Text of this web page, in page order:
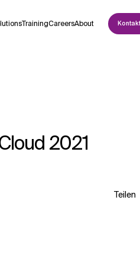
TrainingCareersAbout Kontakt
2021
Teilen